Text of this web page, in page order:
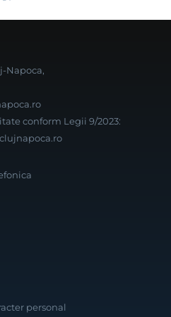
Napoca,
conform Legii 9/2023:
personal